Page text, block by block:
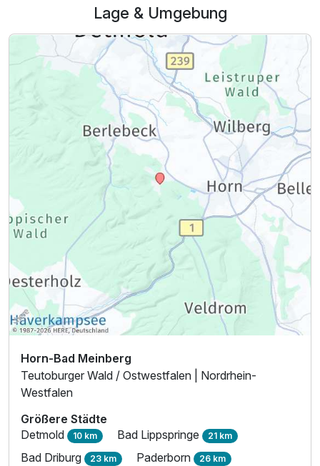
Lage & Umgebung
Horn-Bad Meinberg
Teutoburger Wald / Ostwestfalen | Nordrhein-
Westfalen
Größere Städte
Detmold 10 km Bad Lippspringe 21 km
Bad Driburg 23 km Paderborn 26 km